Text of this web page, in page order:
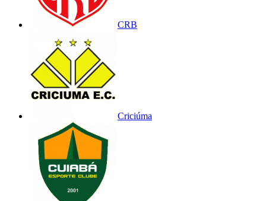
CRB
Criciúma